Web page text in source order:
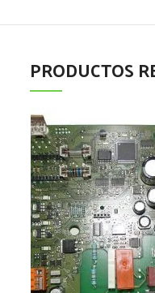
PRODUCTOS